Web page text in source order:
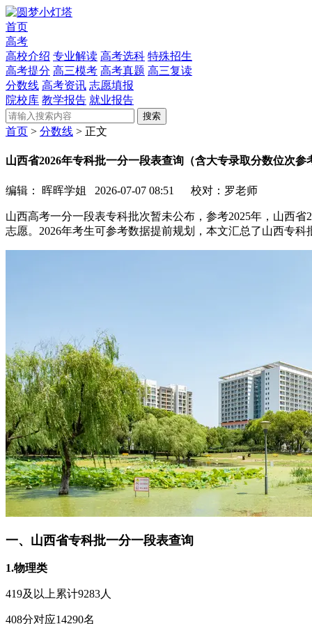
首页
高考
高校介绍 专业解读 高考选科 特殊招生
高考提分 高三模考 高考真题 高三复读
分数线 高考资讯 志愿填报
院校库 教学报告 就业报告
搜索
首页 > 分数线 > 正文
山西省2026年专科批一分一段表查询（含大专录取分数位次参
编辑： 晖晖学姐 2026-07-07 08:51 校对：罗老师
山西高考一分一段表专科批次暂未公布，参考2025年，山西
志愿。2026年考生可参考数据提前规划，本文汇总了山西专
一、山西省专科批一分一段表查询
1.物理类
419及以上累计9283人
408分对应14290名